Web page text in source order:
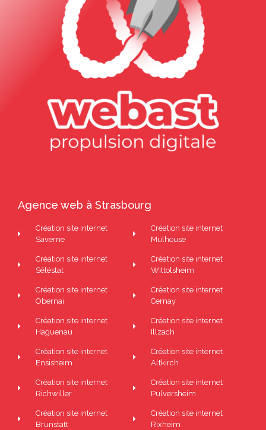
Agence web à Strasbourg
Création site internet
Saverne
Création site internet
Séléstat
Création site internet
Obernai
Création site internet
Haguenau
Création site internet
Ensisheim
Création site internet
Richwiller
Création site internet
Brunstatt
Création site internet
Mulhouse
Création site internet
Wittolsheim
Création site internet
Cernay
Création site internet
Illzach
Création site internet
Altkirch
Création site internet
Pulversheim
Création site internet
Rixheim